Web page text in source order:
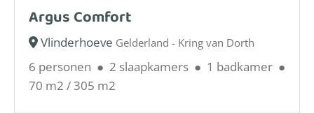
Argus Comfort
Vlinderhoeve Gelderland - Kring van Dorth
6 personen ● 2 slaapkamers ● 1 badkamer ●
70 m2 / 305 m2